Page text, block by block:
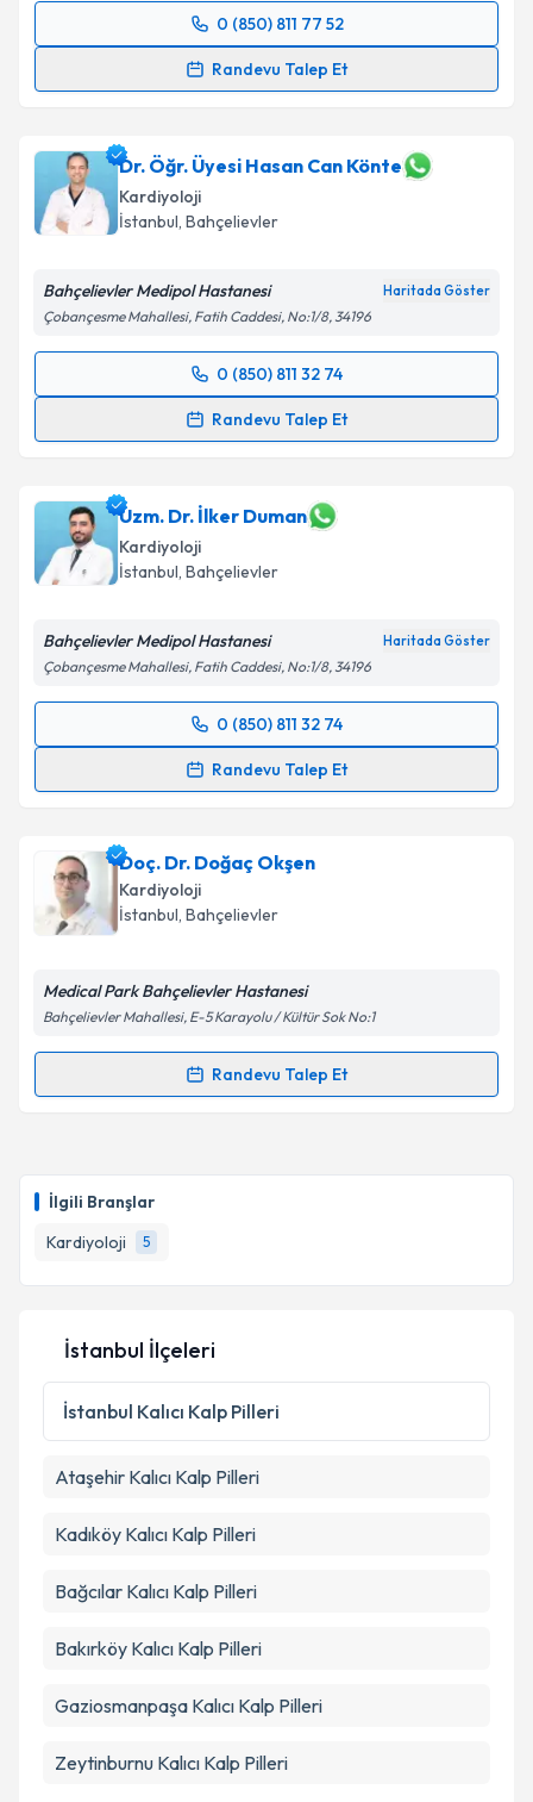
İlgili Branşlar
Kardiyoloji
5
kapsamda işlenmesini kabul ediyorum.
Takvim Talebini Gönder
0 (850) 811 77 52
Randevu Talep Et
Randevu Takvimi Talebi
randevu almanız için bir takvim hazırlandığında e-
posta ile bilgilendireceğiz.
E-posta Adresiniz
Kişisel verilerimin işlenmesine ilişkinAydınlatma
'ni okudum ve kişisel verilerimin belirtilen
kapsamda işlenmesini kabul ediyorum.
Dr. Öğr. Üyesi Hasan Can Könte
Kardiyoloji
İstanbul, Bahçelievler
Bahçelievler Medipol Hastanesi Haritada Göster
Çobançesme Mahallesi, Fatih Caddesi, No:1/8, 34196
0 (850) 811 32 74
Randevu Talep Et
Randevu Takvimi Talebi
almanız için bir takvim hazırlandığında e-posta ile
bilgilendireceğiz.
E-posta Adresiniz
Kişisel verilerimin işlenmesine ilişkinAydınlatma
'ni okudum ve kişisel verilerimin belirtilen
kapsamda işlenmesini kabul ediyorum.
Uzm. Dr. İlker Duman
Kardiyoloji
İstanbul, Bahçelievler
Bahçelievler Medipol Hastanesi Haritada Göster
Çobançesme Mahallesi, Fatih Caddesi, No:1/8, 34196
0 (850) 811 32 74
Randevu Talep Et
Randevu Takvimi Talebi
takvim hazırlandığında e-posta ile bilgilendireceğiz.
E-posta Adresiniz
Kişisel verilerimin işlenmesine ilişkin
Metni'ni okudum ve kişisel verilerimin belirtilen
kapsamda işlenmesini kabul ediyorum.
Doç. Dr. Doğaç Okşen
Kardiyoloji
İstanbul, Bahçelievler
Medical Park Bahçelievler Hastanesi
Bahçelievler Mahallesi, E-5 Karayolu / Kültür Sok No:1
Randevu Talep Et
Randevu Takvimi Talebi
takvim hazırlandığında e-posta ile bilgilendireceğiz.
E-posta Adresiniz
Kişisel verilerimin işlenmesine ilişkinAydınlatma
Metni
'ni okudum ve kişisel verilerimin belirtilen
kapsamda işlenmesini kabul ediyorum.
İstanbul İlçeleri
İstanbul Kalıcı Kalp Pilleri
Ataşehir Kalıcı Kalp Pilleri
Kadıköy Kalıcı Kalp Pilleri
Bağcılar Kalıcı Kalp Pilleri
Bakırköy Kalıcı Kalp Pilleri
Gaziosmanpaşa Kalıcı Kalp Pilleri
Zeytinburnu Kalıcı Kalp Pilleri